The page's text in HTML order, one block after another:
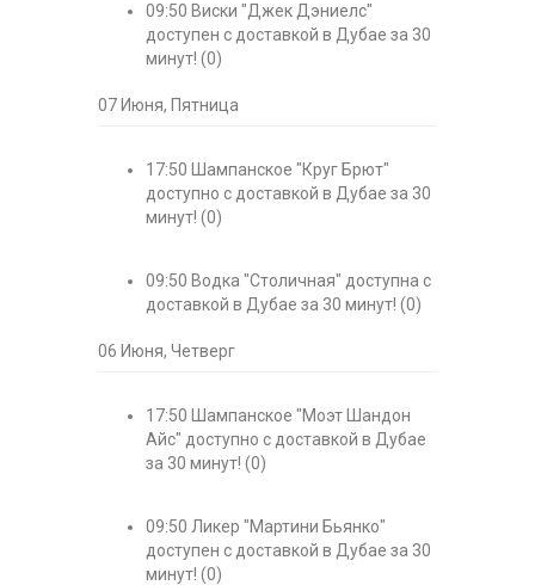
09:50 Виски "Джек Дэниелс"
доступен с доставкой в Дубае за 30
минут! (0)
07 Июня, Пятница
17:50
Шампанское "Круг Брют"
доступно с доставкой в Дубае за 30
минут! (0)
09:50 Водка "Столичная" доступна с
доставкой в Дубае за 30 минут! (0)
06 Июня, Четверг
17:50
Шампанское "Моэт Шандон
Айс" доступно с доставкой в Дубае
за 30 минут! (0)
09:50 Ликер "Мартини Бьянко"
доступен с доставкой в Дубае за 30
минут! (0)